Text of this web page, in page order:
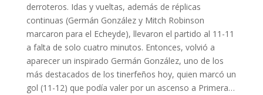
derroteros. Idas y vueltas, además de réplicas
continuas (Germán González y Mitch Robinson
marcaron para el Echeyde), llevaron el partido al 11-11
a falta de solo cuatro minutos. Entonces, volvió a
aparecer un inspirado Germán González, uno de los
más destacados de los tinerfeños hoy, quien marcó un
gol (11-12) que podía valer por un ascenso a Primera…